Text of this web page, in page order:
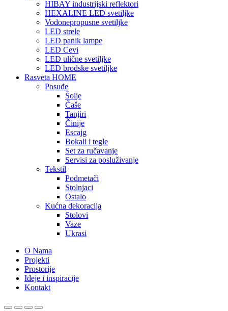
HIBAY industrijski reflektori
HEXALINE LED svetiljke
Vodonepropusne svetiljke
LED strele
LED panik lampe
LED Cevi
LED ulične svetiljke
LED brodske svetiljke
Rasveta HOME
Posuđe
Šolje
Čaše
Tanjiri
Činije
Escajg
Bokali i tegle
Set za ručavanje
Servisi za posluživanje
Tekstil
Podmetači
Stolnjaci
Ostalo
Kućna dekoracija
Stolovi
Vaze
Ukrasi
O Nama
Projekti
Prostorije
Ideje i inspiracije
Kontakt